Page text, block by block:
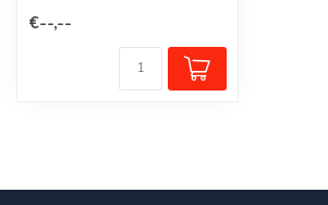
geleide systeem vo...
€--,--